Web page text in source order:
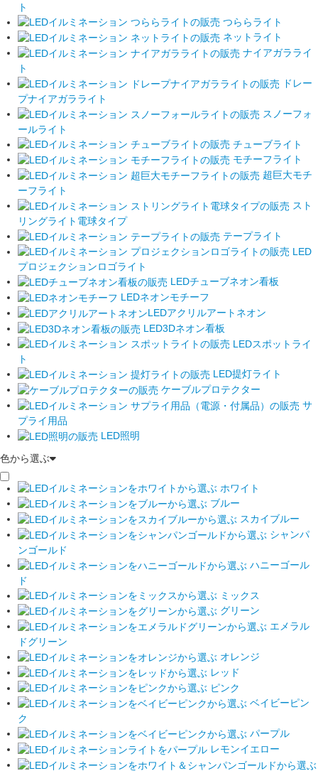
ト
つららライト
ネットライト
ナイアガラライ
ト
ドレー
プナイアガラライト
スノーフォ
ールライト
チューブライト
モチーフライト
超巨大モチ
ーフライト
スト
リングライト電球タイプ
テープライト
LED
プロジェクションロゴライト
LEDチューブネオン看板
LEDネオンモチーフ
LEDアクリルアートネオン
LED3Dネオン看板
LEDスポットライ
ト
LED提灯ライト
ケーブルプロテクター
サ
プライ用品
LED照明
色から選ぶ
ホワイト
ブルー
スカイブルー
シャンパ
ンゴールド
ハニーゴール
ド
ミックス
グリーン
エメラル
ドグリーン
オレンジ
レッド
ピンク
ベイビーピン
ク
パープル
レモンイエロー